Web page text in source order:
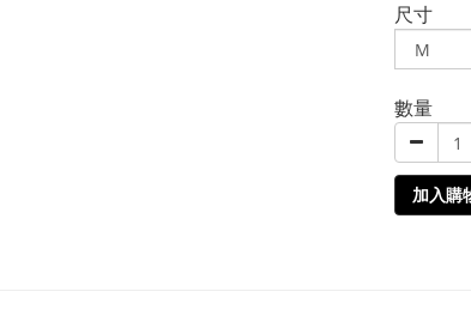
尺寸
數量
加入購